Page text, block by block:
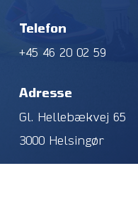
Telefon
+45 46 20 02 59
Adresse
Gl. Hellebækvej 65
3000 Helsingør